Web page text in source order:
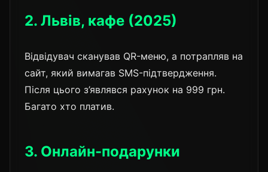
2. Львів, кафе (2025)
Відвідувач сканував QR-меню, а потрапляв на
сайт, який вимагав SMS-підтвердження.
Після цього з’являвся рахунок на 999 грн.
Багато хто платив.
3. Онлайн-подарунки